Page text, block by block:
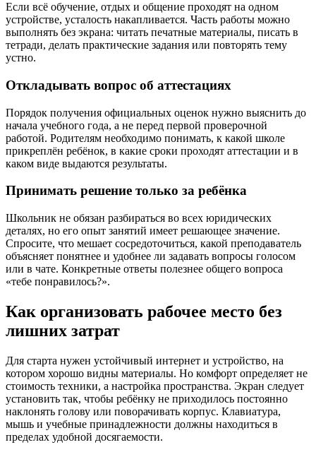
Если всё обучение, отдых и общение проходят на одном
устройстве, усталость накапливается. Часть работы можно
выполнять без экрана: читать печатные материалы, писать в
тетради, делать практические задания или повторять тему
устно.
Откладывать вопрос об аттестациях
Порядок получения официальных оценок нужно выяснить до
начала учебного года, а не перед первой проверочной
работой. Родителям необходимо понимать, к какой школе
прикреплён ребёнок, в какие сроки проходят аттестации и в
каком виде выдаются результаты.
Принимать решение только за ребёнка
Школьник не обязан разбираться во всех юридических
деталях, но его опыт занятий имеет решающее значение.
Спросите, что мешает сосредоточиться, какой преподаватель
объясняет понятнее и удобнее ли задавать вопросы голосом
или в чате. Конкретные ответы полезнее общего вопроса
«тебе понравилось?».
Как организовать рабочее место без
лишних затрат
Для старта нужен устойчивый интернет и устройство, на
котором хорошо видны материалы. Но комфорт определяет не
стоимость техники, а настройка пространства. Экран следует
установить так, чтобы ребёнку не приходилось постоянно
наклонять голову или поворачивать корпус. Клавиатура,
мышь и учебные принадлежности должны находиться в
пределах удобной досягаемости.